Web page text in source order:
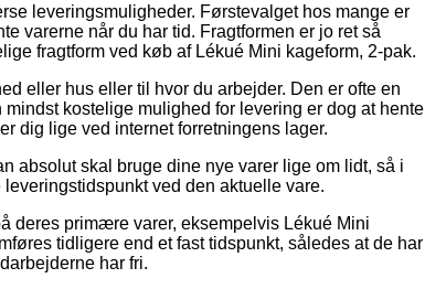
leveringsmuligheder. Førstevalget hos mange er
varerne når du har tid. Fragtformen er jo ret så
fragtform ved køb af Lékué Mini kageform, 2-pak.
eller hus eller til hvor du arbejder. Den er ofte en
kostelige mulighed for levering er dog at hente
dig lige ved internet forretningens lager.
absolut skal bruge dine nye varer lige om lidt, så i
ved den aktuelle vare.
deres primære varer, eksempelvis Lékué Mini
tidligere end et fast tidspunkt, således at de har
har fri.